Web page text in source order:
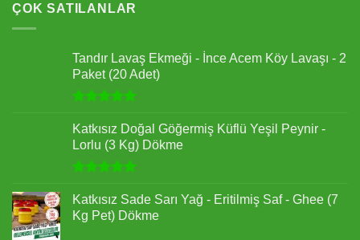
aldı
ÇOK SATILANLAR
Tandır Lavaş Ekmeği - İnce Acem Köy Lavaşı - 2
Paket (20 Adet)
5.00oy
aldı
Katkısız Doğal Göğermiş Küflü Yeşil Peynir -
Lorlu (3 Kg) Dökme
5.00oy
aldı
Katkısız Sade Sarı Yağ - Eritilmiş Saf - Ghee (7
Kg Pet) Dökme